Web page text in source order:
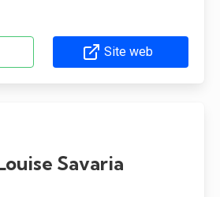
Site web
Savaria